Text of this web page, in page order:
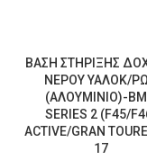
ΒΑΣΗ ΣΤΗΡΙΞΗΣ
ΝΕΡΟΥ ΥΑΛΟΚ/
(ΑΛΟΥΜΙΝΙΟ)-
SERIES 2 (F45/
ACTIVE/GRAN
17